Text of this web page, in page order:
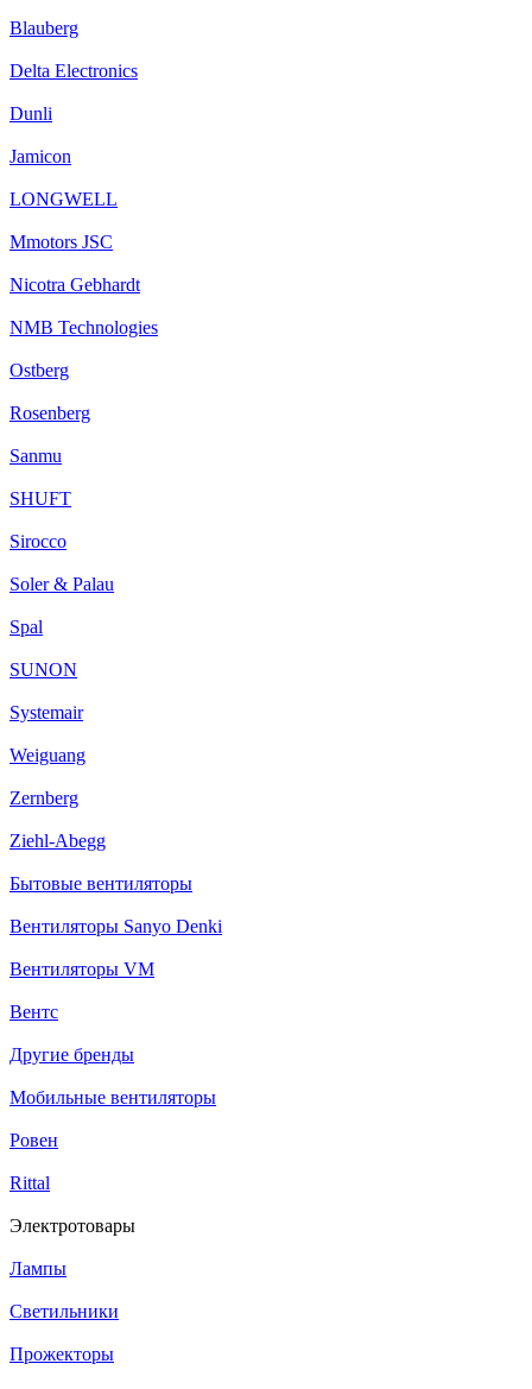
Blauberg
Delta Electronics
Dunli
Jamicon
LONGWELL
Mmotors JSC
Nicotra Gebhardt
NMB Technologies
Ostberg
Rosenberg
Sanmu
SHUFT
Sirocco
Soler & Palau
Spal
SUNON
Systemair
Weiguang
Zernberg
Ziehl-Abegg
Бытовые вентиляторы
Вентиляторы Sanyo Denki
Вентиляторы VM
Вентс
Другие бренды
Мобильные вентиляторы
Ровен
Rittal
Электротовары
Лампы
Светильники
Прожекторы